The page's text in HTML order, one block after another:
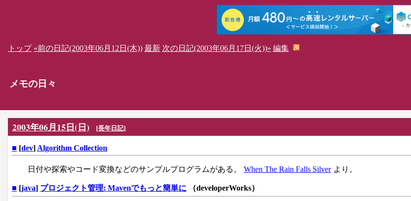
トップ «前の日記(2003年06月12日(木)) 最新 次の日記(2003年06月17日(火))» 編集
メモの日々
2003年06月15日(日) [長年日記]
■ [dev] Algorithm Collection
日付や探索やコード変換などのサンプルプログラムがある。 When The Rain Falls Silver より。
■ [java] プロジェクト管理: Mavenでもっと簡単に （developerWorks）